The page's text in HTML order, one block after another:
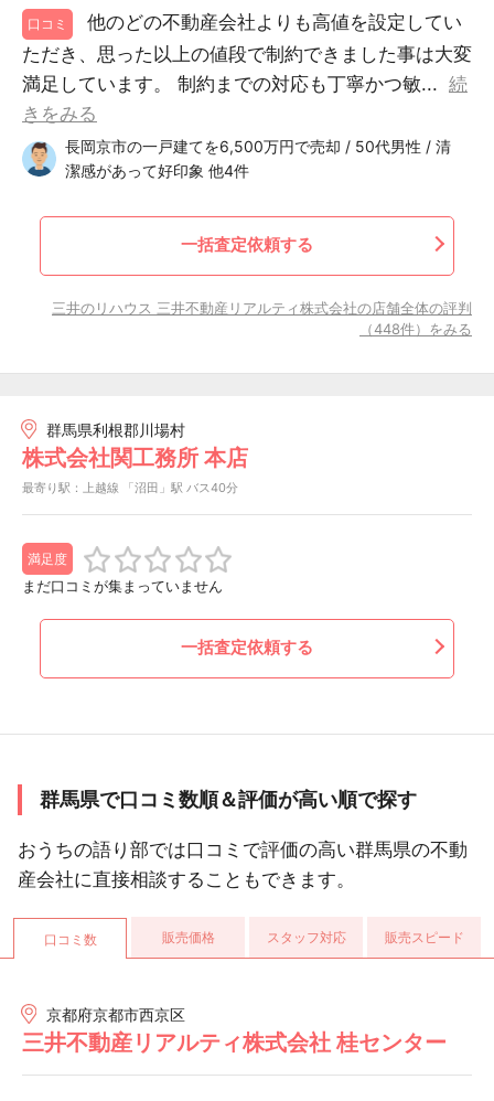
口コミ
他のどの不動産会社よりも高値を設定してい
ただき、思った以上の値段で制約できました事は大変
満足しています。 制約までの対応も丁寧かつ敏... 続
きをみる
長岡京市の一戸建てを6,500万円で売却 / 50代男性 / 清
潔感があって好印象 他4件
一括査定依頼する
三井のリハウス 三井不動産リアルティ株式会社の店舗全体の評判
（448件）をみる
群馬県利根郡川場村
株式会社関工務所 本店
最寄り駅：上越線 「沼田」駅 バス40分
満足度
まだ口コミが集まっていません
一括査定依頼する
群馬県で口コミ数順＆評価が高い順で探す
おうちの語り部では口コミで評価の高い群馬県の不動
産会社に直接相談することもできます。
口コミ数 販売価格 スタッフ対応 販売スピード
京都府京都市西京区
三井不動産リアルティ株式会社 桂センター